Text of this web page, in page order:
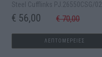
Steel Cufflinks PJ.26550CSG/02
€ 56,00 € 70,00
ΛΕΠΤΟΜΕΡΕΙΕΣ